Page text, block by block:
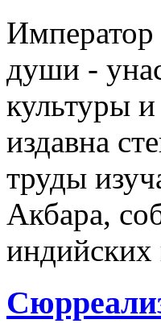
души -
культуры
издавна
труды
Акбара,
индийских